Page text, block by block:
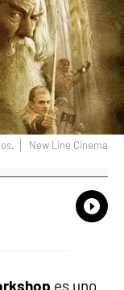
New Line Cinema
es uno